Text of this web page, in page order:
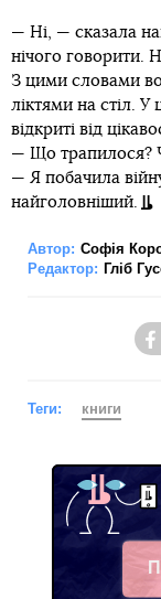
— Ні, — сказала
нічого говорити.
З цими словами
ліктями на стіл. У
відкриті від
— Що трапилося?
— Я побачила
найголовніший.
Автор: Софія
Редактор: Гліб
Теги: книги